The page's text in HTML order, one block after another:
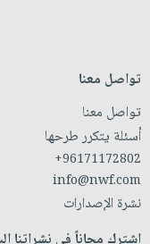
تواصل معنا
تواصل معنا
أسئلة يتكرر طرحها
+96171172802
info@nwf.com
نشرة الإصدارات